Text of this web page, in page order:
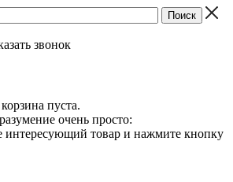
звонок
пуста.
очень просто:
интересующий товар и нажмите кнопку